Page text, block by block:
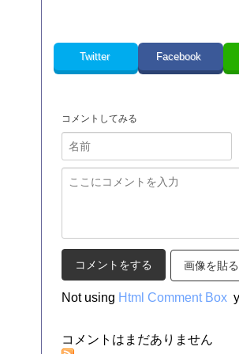
Twitter Facebook
コメントしてみる
画像を貼る
Not using Html Comment Box
コメントはまだありません